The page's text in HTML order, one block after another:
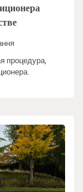
процедура,